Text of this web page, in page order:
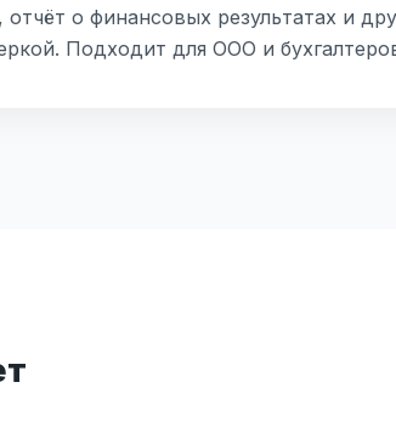
отчёт о финансовых результатах и
Подходит для ООО и